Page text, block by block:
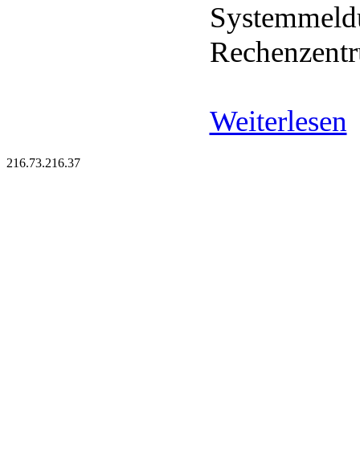
Weiterlesen
216.73.216.37